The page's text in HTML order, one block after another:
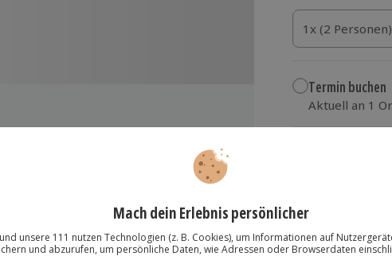
1x (2 Personen)
1x (2 Personen)
1x (2 Personen)
Termin buchen
Aktuell an 1
Wähle im